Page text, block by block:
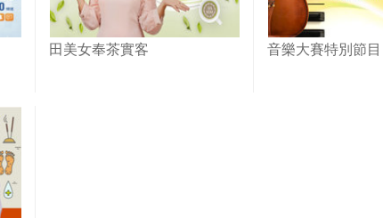
田美女奉茶實客 音樂大賽特別節目